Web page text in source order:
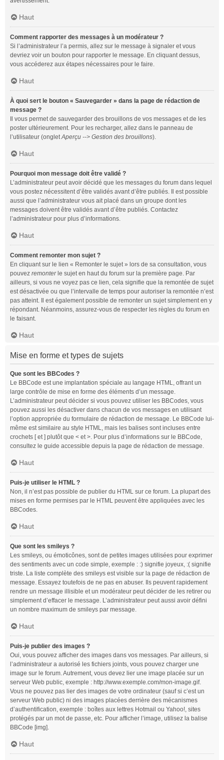
Haut
Comment rapporter des messages à un modérateur ?
Si l’administrateur l’a permis, allez sur le message à signaler et vous
devriez voir un bouton pour rapporter le message. En cliquant dessus,
vous accéderez aux étapes nécessaires pour le faire.
Haut
À quoi sert le bouton « Sauvegarder » dans la page de rédaction de
message ?
Il vous permet de sauvegarder des brouillons de vos messages et de les
poster ultérieurement. Pour les recharger, allez dans le panneau de
l’utilisateur (ongletAperçu --> Gestion des brouillons).
Haut
Pourquoi mon message doit être validé ?
L’administrateur peut avoir décidé que les messages du forum dans lequel
vous postez nécessitent d’être validés avant d’être publiés. Il est possible
aussi que l’administrateur vous ait placé dans un groupe dont les
messages doivent être validés avant d’être publiés. Contactez
l’administrateur pour plus d’informations.
Haut
Comment remonter mon sujet ?
En cliquant sur le lien « Remonter le sujet » lors de sa consultation, vous
pouvez remonterle sujet en haut du forum sur la première page. Par
ailleurs, si vous ne voyez pas ce lien, cela signifie que la remontée de sujet
est désactivée ou que l’intervalle de temps pour autoriser la remontée n’est
pas atteint. Il est également possible de remonter un sujet simplement en y
répondant. Néanmoins, assurez-vous de respecter les règles du forum en
le faisant.
Haut
Mise en forme et types de sujets
Que sont les BBCodes ?
Le BBCode est une implantation spéciale au langage HTML, offrant un
large contrôle de mise en forme des éléments d’un message.
L’administrateur peut décider si vous pouvez utiliser les BBCodes, vous
pouvez aussi les désactiver dans chacun de vos messages en utilisant
l’option appropriée du formulaire de rédaction de message. Le BBCode lui-
même est similaire au style HTML, mais les balises sont incluses entre
crochets [ et ] plutôt que < et >. Pour plus d’informations sur le BBCode,
consultez le guide accessible depuis la page de rédaction de message.
Haut
Puis-je utiliser le HTML ?
Non, il n’est pas possible de publier du HTML sur ce forum. La plupart des
mises en forme permises par le HTML peuvent être appliquées avec les
BBCodes.
Haut
Que sont les smileys ?
Les smileys, ou émoticônes, sont de petites images utilisées pour exprimer
des sentiments avec un code simple, exemple : :) signifie joyeux, :( signifie
triste. La liste complète des smileys est visible sur la page de rédaction de
message. Essayez toutefois de ne pas en abuser. Ils peuvent rapidement
rendre un message illisible et un modérateur peut décider de les retirer ou
simplement d’effacer le message. L’administrateur peut aussi avoir défini
un nombre maximum de smileys par message.
Haut
Puis-je publier des images ?
Oui, vous pouvez afficher des images dans vos messages. Par ailleurs, si
l’administrateur a autorisé les fichiers joints, vous pouvez charger une
image sur le forum. Autrement, vous devez lier une image placée sur un
serveur Web public, exemple : http://www.exemple.com/mon-image.gif.
Vous ne pouvez pas lier des images de votre ordinateur (sauf si c’est un
serveur Web public) ni des images placées derrière des mécanismes
d’authentification, exemple : boîtes aux lettres Hotmail ou Yahoo!, sites
protégés par un mot de passe, etc. Pour afficher l’image, utilisez la balise
BBCode [img].
Haut